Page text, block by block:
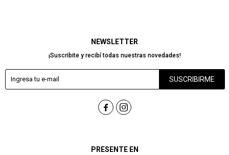
PRESENTE EN
NEWSLETTER
¡Suscribite y recibí todas nuestras novedades!
SUSCRIBIRME
 